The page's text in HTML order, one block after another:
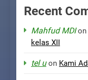
Recent
Mahfud MDIon
kelas XII
tel uon Kami